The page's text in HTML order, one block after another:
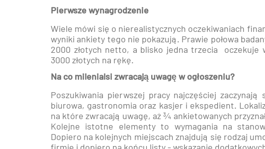
Pierwsze wynagrodzenie
Wiele mówi się o nierealistycznych oczekiwaniach
wyniki ankiety tego nie pokazują. Prawie połowa
2000 złotych netto, a blisko jedna trzecia oczekuje
3000 złotych na rękę.
Na co milenialsi zwracają uwagę w ogłoszeniu?
Poszukiwania pierwszej pracy najczęściej
biurowa, gastronomia oraz kasjer i ekspedient.
na które zwracają uwagę, aż ¾ ankietowanych
Kolejne istotne elementy to wymagania na
Dopiero na kolejnych miejscach znajdują się rodzaj